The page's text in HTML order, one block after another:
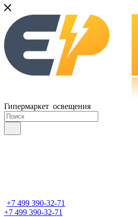
Гипермаркет освещения
+7 499 390-32-71
+7 499 390-32-71